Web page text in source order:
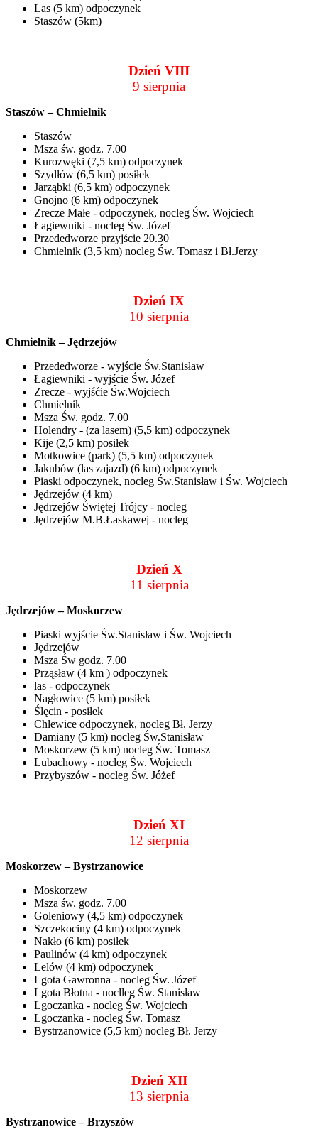
Las (5 km) odpoczynek
Staszów (5km)
Dzień VIII
9 sierpnia
Staszów – Chmielnik
Staszów
Msza św. godz. 7.00
Kurozwęki (7,5 km) odpoczynek
Szydłów (6,5 km) posiłek
Jarząbki (6,5 km) odpoczynek
Gnojno (6 km) odpoczynek
Zrecze Małe - odpoczynek, nocleg Św. Wojciech
Łagiewniki - nocleg Św. Józef
Przededworze przyjście 20.30
Chmielnik (3,5 km) nocleg Św. Tomasz i Bł.Jerzy
Dzień IX
10 sierpnia
Chmielnik – Jędrzejów
Przededworze - wyjście Św.Stanisław
Łagiewniki - wyjście Św. Józef
Zrecze - wyjśćie Św.Wojciech
Chmielnik
Msza Św. godz. 7.00
Holendry - (za lasem) (5,5 km) odpoczynek
Kije (2,5 km) posiłek
Motkowice (park) (5,5 km) odpoczynek
Jakubów (las zajazd) (6 km) odpoczynek
Piaski odpoczynek, nocleg Św.Stanisław i Św. Wojciech
Jędrzejów (4 km)
Jędrzejów Świętej Trójcy - nocleg
Jędrzejów M.B.Łaskawej - nocleg
Dzień X
11 sierpnia
Jędrzejów – Moskorzew
Piaski wyjście Św.Stanisław i Św. Wojciech
Jędrzejów
Msza Św godz. 7.00
Prząsław (4 km ) odpoczynek
las - odpoczynek
Nagłowice (5 km) posiłek
Ślęcin - posiłek
Chlewice odpoczynek, nocleg Bł. Jerzy
Damiany (5 km) nocleg Św.Stanisław
Moskorzew (5 km) nocleg Św. Tomasz
Lubachowy - nocleg Św. Wojciech
Przybyszów - nocleg Św. Jóżef
Dzień XI
12 sierpnia
Moskorzew – Bystrzanowice
Moskorzew
Msza św. godz. 7.00
Goleniowy (4,5 km) odpoczynek
Szczekociny (4 km) odpoczynek
Nakło (6 km) posiłek
Paulinów (4 km) odpoczynek
Lelów (4 km) odpoczynek
Lgota Gawronna - nocleg Św. Józef
Lgota Błotna - noclleg Św. Stanisław
Lgoczanka - nocleg Św. Wojciech
Lgoczanka - nocleg Św. Tomasz
Bystrzanowice (5,5 km) nocleg Bł. Jerzy
Dzień XII
13 sierpnia
Bystrzanowice – Brzyszów